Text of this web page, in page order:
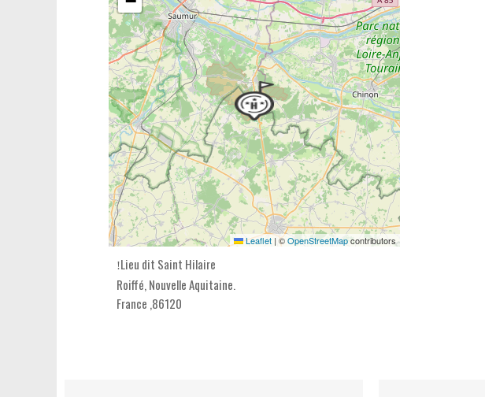
Leaflet |©OpenStreetMapcontributors
Lieu dit Saint Hilaire
Roiffé, Nouvelle Aquitaine.
France ,86120